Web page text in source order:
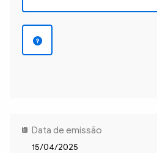
Data de emissão
15/04/2025